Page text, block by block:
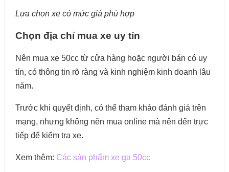
Lựa chọn xe có mức giá phù hợp
Chọn địa chỉ mua xe uy tín
Nên mua xe 50cc từ cửa hàng hoặc người bán có uy
tín, có thông tin rõ ràng và kinh nghiệm kinh doanh lâu
năm.
Trước khi quyết định, có thể tham khảo đánh giá trên
mạng, nhưng không nên mua online mà nên đến trực
tiếp để kiểm tra xe.
Xem thêm: Các sản phẩm xe ga 50cc